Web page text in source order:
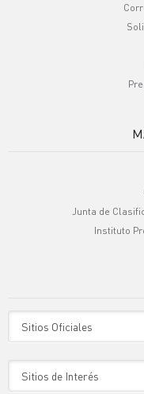
Junta de
Instituto